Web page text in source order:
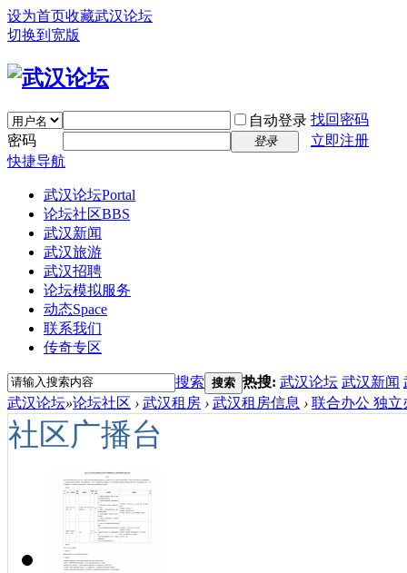
设为首页收藏武汉论坛
切换到宽版
自动登录 找回密码
密码
登录
立即注册
快捷导航
武汉论坛Portal
论坛社区BBS
武汉新闻
武汉旅游
武汉招聘
论坛模拟服务
动态Space
联系我们
传奇专区
搜索 搜索 热搜: 武汉论坛 武汉新闻
武汉论坛»论坛社区 › 武汉租房 › 武汉租房信息 › 联合办公 独立
社区广播台